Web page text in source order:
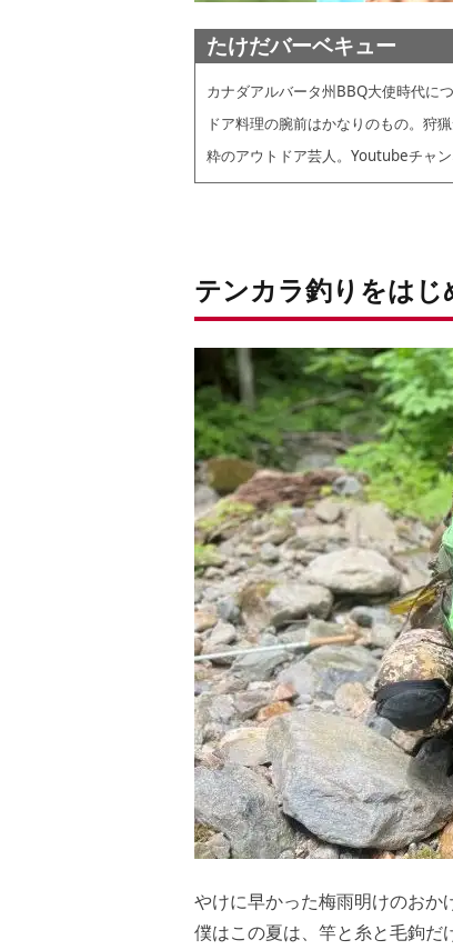
たけだバーベキュー
カナダアルバータ州BBQ大使時代に
ドア料理の腕前はかなりのもの。狩
粋のアウトドア芸人。Youtubeチャ
テンカラ釣りをはじ
やけに早かった梅雨明けのお
僕はこの夏は、竿と糸と毛鉤だ